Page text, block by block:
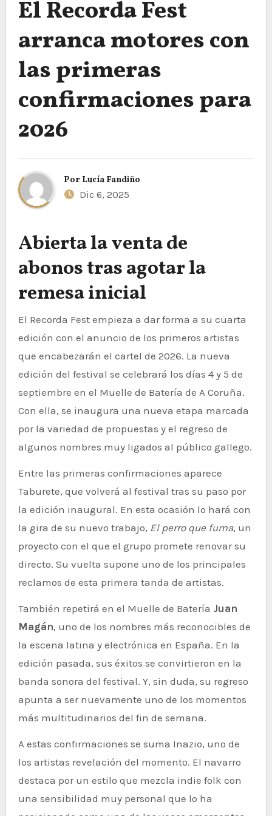
El Recorda Fest
arranca motores con
las primeras
confirmaciones para
2026
Por Lucía Fandiño
Dic 6, 2025
Abierta la venta de
abonos tras agotar la
remesa inicial
El Recorda Fest empieza a dar forma a su cuarta
edición con el anuncio de los primeros artistas
que encabezarán el cartel de 2026. La nueva
edición del festival se celebrará los días 4 y 5 de
septiembre en el Muelle de Batería de A Coruña.
Con ella, se inaugura una nueva etapa marcada
por la variedad de propuestas y el regreso de
algunos nombres muy ligados al público gallego.
Entre las primeras confirmaciones aparece
Taburete, que volverá al festival tras su paso por
la edición inaugural. En esta ocasión lo hará con
la gira de su nuevo trabajo, El perro que fuma, un
proyecto con el que el grupo promete renovar su
directo. Su vuelta supone uno de los principales
reclamos de esta primera tanda de artistas.
También repetirá en el Muelle de Batería Juan
Magán, uno de los nombres más reconocibles de
la escena latina y electrónica en España. En la
edición pasada, sus éxitos se convirtieron en la
banda sonora del festival. Y, sin duda, su regreso
apunta a ser nuevamente uno de los momentos
más multitudinarios del fin de semana.
A estas confirmaciones se suma Inazio, uno de
los artistas revelación del momento. El navarro
destaca por un estilo que mezcla indie folk con
una sensibilidad muy personal que lo ha